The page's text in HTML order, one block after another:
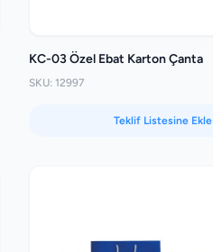
KC-03 Özel Ebat Karton Çanta
SKU: 12997
Teklif Listesine Ekle